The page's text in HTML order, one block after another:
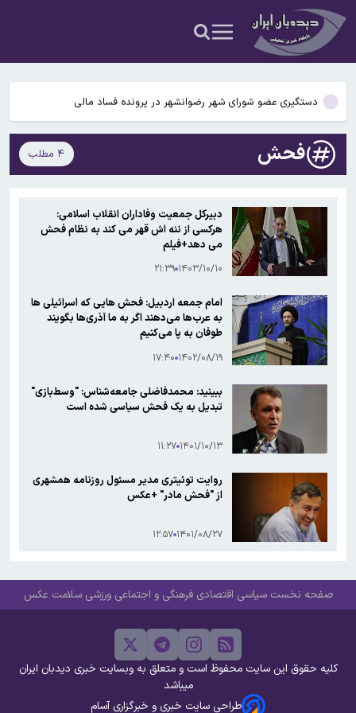
شیائومی
ستاره پرسپولیس به پیکان پیوست
نماینده مجلس: عاملان جنایات جنگی و کسانی که زیرساخت‌، رهبر و مردم
را هدف قرار دادند مجازات می کنیم
دستگیری عضو شورای شهر رضوانشهر در پرونده فساد مالی
حاجی‌دلیگانی، نماینده مجلس: مجلس اجازه تصویب کنوانسیون دریای
خزر را نمی‌دهد
ردمی ۱۷C ۵G معرفی شد/ نسخه تغییرنام‌یافته یک گوشی قدیمی‌تر
ستاره پرسپولیس به پیکان پیوست
نماینده مجلس: عاملان جنایات جنگی و کسانی که زیرساخت‌، رهبر و مردم
را هدف قرار دادند مجازات می کنیم
فحش ۴ مطلب
دبیرکل جمعیت وفاداران انقلاب اسلامی:
هرکسی از ننه اش قهر می کند به نظام فحش
می دهد+فیلم
۱۴۰۳/۱۰/۱۰ ۲۱:۳۹
امام جمعه اردبیل: فحش هایی که اسرائیلی ها
به عرب‌ها می‌دهند اگر به ما آذری‌ها بگویند
طوفان به پا می‌کنیم
۱۴۰۲/۰۸/۱۹ ۱۷:۴۰
ببینید: محمدفاضلی جامعه‌شناس: "وسط‌بازی"
تبدیل به یک فحش سیاسی شده است
۱۴۰۱/۱۰/۱۳ ۱۱:۲۷
روایت توئیتری مدیر مسئول روزنامه همشهری
از "فحش مادر" +عکس
۱۴۰۱/۰۸/۲۷ ۱۲:۵۷
صفحه نخست سیاسی اقتصادی فرهنگی و اجتماعی ورزشی سلامت عکس
کلیه حقوق این سایت محفوظ است و متعلق به وبسایت خبری دیدبان ایران
میباشد
طراحی سایت خبری و خبرگزاری آسام